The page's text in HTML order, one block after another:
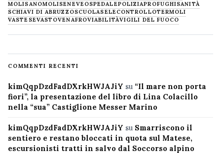
MOLISANOMOLISENEVE OSPEDALEPOLIZIAPROFUGHISANITÀ
SCHIAVI DI ABRUZZOSCUOLASELECONTROLLOTERMOLI
VASTESEVASTOVENAFROVIABILITÀVIGILI DEL FUOCO
COMMENTI RECENTI
kimQqpDzdFadDXrkHWJAJiY su “Il mare non porta
fiori”, la presentazione del libro di Lina Colacillo
nella “sua” Castiglione Messer Marino
kimQqpDzdFadDXrkHWJAJiY su Smarriscono il
sentiero e restano bloccati in quota sul Matese,
escursionisti tratti in salvo dal Soccorso alpino